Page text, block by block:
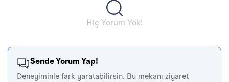
Hiç Yorum Yok!
Sende Yorum Yap!
Deneyiminle fark yaratabilirsin. Bu mekanı ziyaret